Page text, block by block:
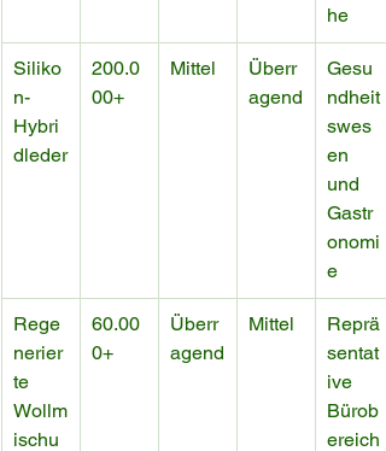
he
Siliko
n-
Hybri
dleder
200.0
00+
Mittel
Überr
agend
Gesu
ndheit
swes
en
und
Gastr
onomi
e
Rege
nerier
te
Wollm
ischu
60.00
0+
Überr
agend
Mittel
Reprä
sentat
ive
Bürob
ereich